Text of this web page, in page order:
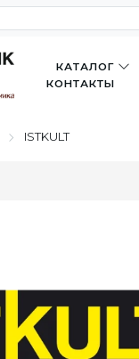
КАТАЛОГ
КОНТАКТЫ
ISTKULT